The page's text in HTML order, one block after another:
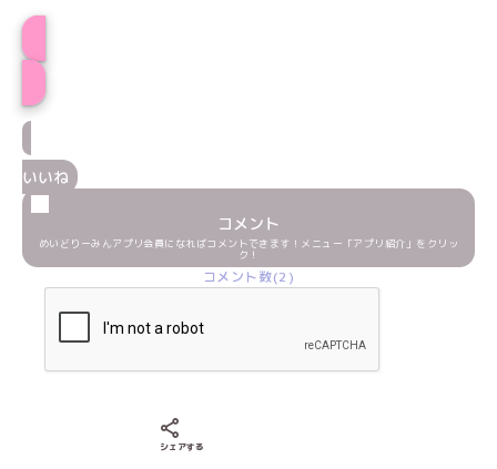
いいね
コメント
めいどりーみんアプリ会員になればコメントできます！メニュー「アプリ紹介」をクリッ
ク！
コメント数(2)
シェアする